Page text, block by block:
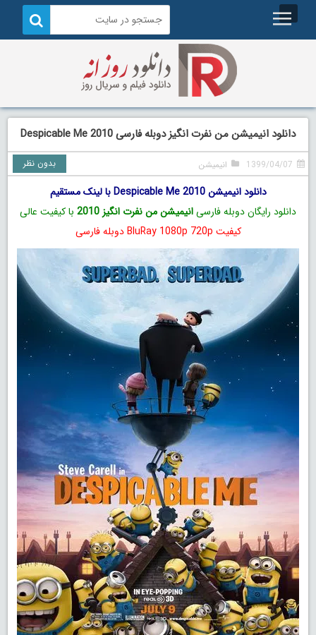
دانلود انیمیشن من نفرت انگیز دوبله فارسی Despicable Me 2010
1399/04/07 انیمیشن بدون نظر
دانلود انیمیشن Despicable Me 2010 با لینک مستقیم
دانلود رایگان دوبله فارسیانیمیشن من نفرت انگیز 2010
با کیفیت عالی
کیفیت BluRay 1080p 720p دوبله فارسی